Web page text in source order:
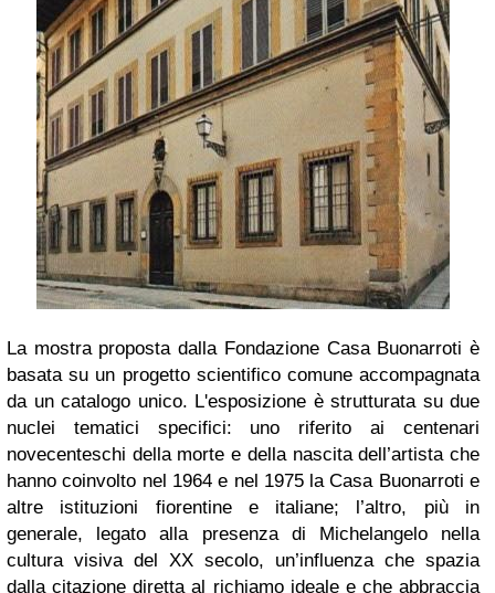
La mostra proposta dalla Fondazione Casa Buonarroti è
basata su un progetto scientifico comune accompagnata
da un catalogo unico. L'esposizione è strutturata su due
nuclei tematici specifici: uno riferito ai centenari
novecenteschi della morte e della nascita dell’artista che
hanno coinvolto nel 1964 e nel 1975 la Casa Buonarroti e
altre istituzioni fiorentine e italiane; l’altro, più in
generale, legato alla presenza di Michelangelo nella
cultura visiva del XX secolo, un’influenza che spazia
dalla citazione diretta al richiamo ideale e che abbraccia